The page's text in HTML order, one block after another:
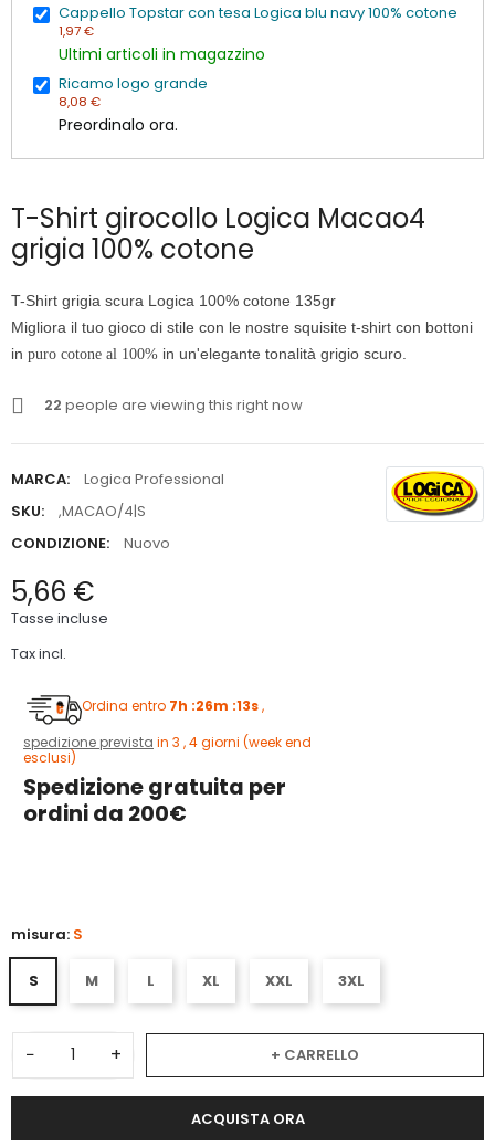
Cappello Topstar con tesa Logica blu navy 100% cotone
1,97 €
Ultimi articoli in magazzino
Ricamo logo grande
8,08 €
Preordinalo ora.
T-Shirt girocollo Logica Macao4
grigia 100% cotone
T-Shirt grigia scura Logica 100% cotone 135gr
Migliora il tuo gioco di stile con le nostre squisite t-shirt con bottoni
in puro cotone al 100% in un'elegante tonalità grigio scuro.
22 people are viewing this right now
MARCA:
Logica Professional
SKU:
,MACAO/4|S
CONDIZIONE:
Nuovo
5,66 €
Tasse incluse
Tax incl.
Ordina entro 7h :26m :13s,
spedizione prevista in 3 , 4 giorni (week end
esclusi)
Spedizione gratuita per
ordini da 200€
misura: S
S M L XL XXL 3XL
− + + CARRELLO
ACQUISTA ORA